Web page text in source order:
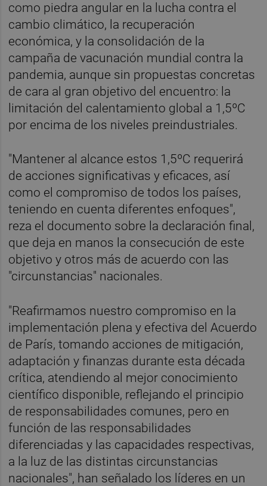
como piedra angular en la lucha contra el
cambio climático, la recuperación
económica, y la consolidación de la
campaña de vacunación mundial contra la
pandemia, aunque sin propuestas concretas
de cara al gran objetivo del encuentro: la
limitación del calentamiento global a 1,5ºC
por encima de los niveles preindustriales.
"Mantener al alcance estos 1,5ºC requerirá
de acciones significativas y eficaces, así
como el compromiso de todos los países,
teniendo en cuenta diferentes enfoques",
reza el documento sobre la declaración final,
que deja en manos la consecución de este
objetivo y otros más de acuerdo con las
"circunstancias" nacionales.
"Reafirmamos nuestro compromiso en la
implementación plena y efectiva del Acuerdo
de París, tomando acciones de mitigación,
adaptación y finanzas durante esta década
crítica, atendiendo al mejor conocimiento
científico disponible, reflejando el principio
de responsabilidades comunes, pero en
función de las responsabilidades
diferenciadas y las capacidades respectivas,
a la luz de las distintas circunstancias
nacionales", han señalado los líderes en un